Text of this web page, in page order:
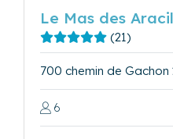
Le Mas des
(21)
700 chemin de
6